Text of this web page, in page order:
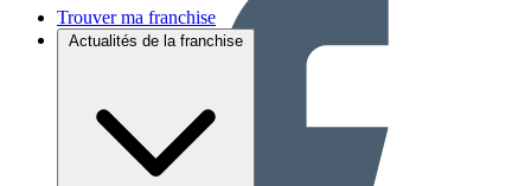
Trouver ma franchise
Actualités de la franchise